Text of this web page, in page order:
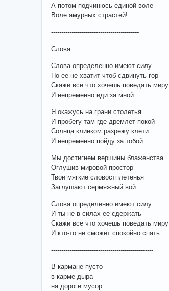
А потом подчинюсь единой воле
Воле амурных страстей!
-------------------------------------------
Слова.
Слова определенно имеют силу
Но ее не хватит чтоб сдвинуть гор
Скажи все что хочешь поведать миру
И непременно иди за мной
Я окажусь на грани столетья
И пробегу там где дремлет покой
Солнца клинком разрежу клети
И непременно пойду за тобой
Мы достигнем вершины блаженства
Оглушив мировой простор
Твои мягкие словостплетенья
Заглушают сермяжный вой
Слова определенно имеют силу
И ты не в силах ее сдержать
Скажи все что хочешь поведать миру
И кто-то не сможет спокойно спать
--------------------------------------------------
В кармане пусто
в карме дыра
на дороге мусор